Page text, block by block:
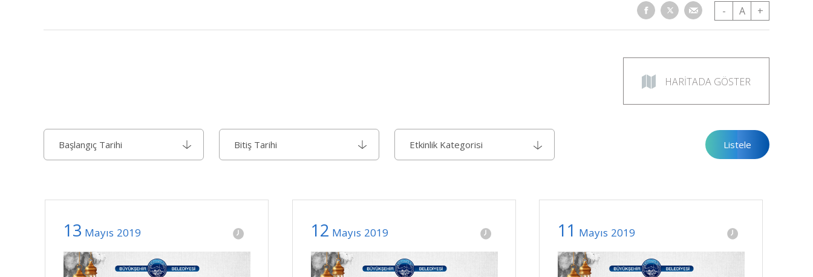
- A +
HARİTADA GÖSTER
Etkinlik Kategorisi
13 Mayıs 2019 12 Mayıs 2019 11 Mayıs 2019